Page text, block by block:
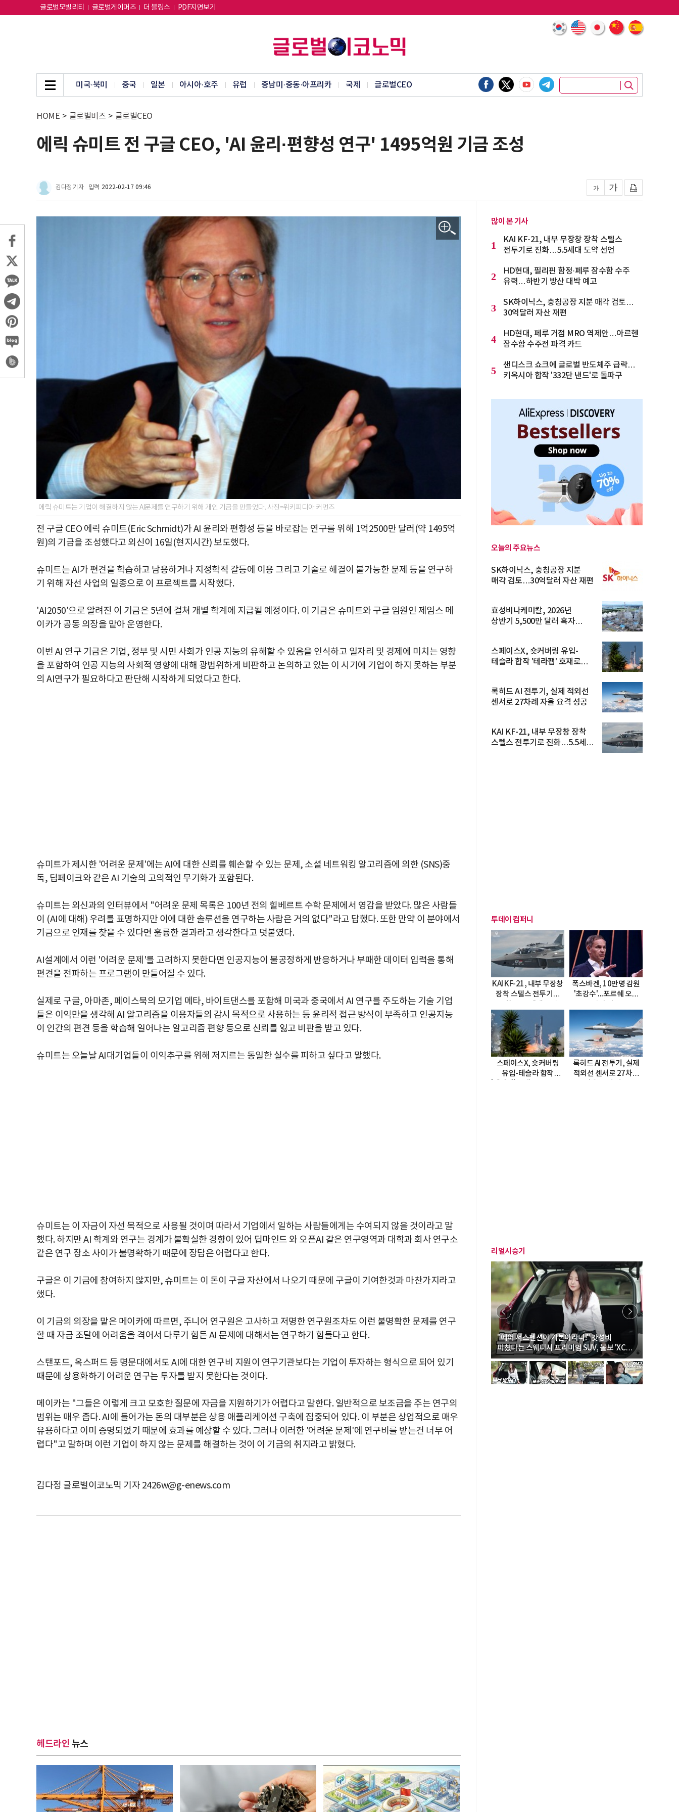
글로벌모빌리티 글로벌게이머즈 더 블링스 PDF지면보기
미국·북미 중국 일본 아시아·호주 유럽 중남미·중동·아프리카 국제 글로벌CEO
HOME > 글로벌비즈 > 글로벌CEO
에릭 슈미트 전 구글 CEO, 'AI 윤리·편향성 연구' 1495억원 기금 조성
김다정 기자 입력 2022-02-17 09:46
에릭 슈미트는 기업이 해결하지 않는 AI문제를 연구하기 위해 개인 기금을 만들었다. 사진=위키피디아 커먼즈
전 구글 CEO 에릭 슈미트(Eric Schmidt)가 AI 윤리와 편향성 등을 바로잡는 연구를 위해 1억2500만 달러(약 1495억
원)의 기금을 조성했다고 외신이 16일(현지시간) 보도했다.
슈미트는 AI가 편견을 학습하고 남용하거나 지정학적 갈등에 이용 그리고 기술로 해결이 불가능한 문제 등을 연구하
기 위해 자선 사업의 일종으로 이 프로젝트를 시작했다.
'AI2050'으로 알려진 이 기금은 5년에 걸쳐 개별 학계에 지급될 예정이다. 이 기금은 슈미트와 구글 임원인 제임스 메
이카가 공동 의장을 맡아 운영한다.
이번 AI 연구 기금은 기업, 정부 및 시민 사회가 인공 지능의 유해할 수 있음을 인식하고 일자리 및 경제에 미치는 영향
을 포함하여 인공 지능의 사회적 영향에 대해 광범위하게 비판하고 논의하고 있는 이 시기에 기업이 하지 못하는 부분
의 AI연구가 필요하다고 판단해 시작하게 되었다고 한다.
슈미트가 제시한 '어려운 문제'에는 AI에 대한 신뢰를 훼손할 수 있는 문제, 소셜 네트워킹 알고리즘에 의한 (SNS)중
독, 딥페이크와 같은 AI 기술의 고의적인 무기화가 포함된다.
슈미트는 외신과의 인터뷰에서 "어려운 문제 목록은 100년 전의 힐베르트 수학 문제에서 영감을 받았다. 많은 사람들
이 (AI에 대해) 우려를 표명하지만 이에 대한 솔루션을 연구하는 사람은 거의 없다"라고 답했다. 또한 만약 이 분야에서
기금으로 인재를 찾을 수 있다면 훌륭한 결과라고 생각한다고 덧붙였다.
AI설계에서 이런 '어려운 문제'를 고려하지 못한다면 인공지능이 불공정하게 반응하거나 부패한 데이터 입력을 통해
편견을 전파하는 프로그램이 만들어질 수 있다.
실제로 구글, 아마존, 페이스북의 모기업 메타, 바이트댄스를 포함해 미국과 중국에서 AI 연구를 주도하는 기술 기업
들은 이익만을 생각해 AI 알고리즘을 이용자들의 감시 목적으로 사용하는 등 윤리적 접근 방식이 부족하고 인공지능
이 인간의 편견 등을 학습해 일어나는 알고리즘 편향 등으로 신뢰를 잃고 비판을 받고 있다.
슈미트는 오늘날 AI대기업들이 이익추구를 위해 저지르는 동일한 실수를 피하고 싶다고 말했다.
슈미트는 이 자금이 자선 목적으로 사용될 것이며 따라서 기업에서 일하는 사람들에게는 수여되지 않을 것이라고 말
했다. 하지만 AI 학계와 연구는 경계가 불확실한 경향이 있어 딥마인드 와 오픈AI 같은 연구영역과 대학과 회사 연구소
같은 연구 장소 사이가 불명확하기 때문에 장담은 어렵다고 한다.
구글은 이 기금에 참여하지 않지만, 슈미트는 이 돈이 구글 자산에서 나오기 때문에 구글이 기여한것과 마찬가지라고
했다.
이 기금의 의장을 맡은 메이카에 따르면, 주니어 연구원은 고사하고 저명한 연구원조차도 이런 불명확한 문제를 연구
할 때 자금 조달에 어려움을 격어서 다루기 힘든 AI 문제에 대해서는 연구하기 힘들다고 한다.
스탠포드, 옥스퍼드 등 명문대에서도 AI에 대한 연구비 지원이 연구기관보다는 기업이 투자하는 형식으로 되어 있기
때문에 상용화하기 어려운 연구는 투자를 받지 못한다는 것이다.
메이카는 "그들은 이렇게 크고 모호한 질문에 자금을 지원하기가 어렵다고 말한다. 일반적으로 보조금을 주는 연구의
범위는 매우 좁다. AI에 들어가는 돈의 대부분은 상용 애플리케이션 구축에 집중되어 있다. 이 부분은 상업적으로 매우
유용하다고 이미 증명되었기 때문에 효과를 예상할 수 있다. 그러나 이러한 '어려운 문제'에 연구비를 받는건 너무 어
렵다"고 말하며 이런 기업이 하지 않는 문제를 해결하는 것이 이 기금의 취지라고 밝혔다.
김다정 글로벌이코노믹 기자 2426w@g-enews.com
헤드라인 뉴스
많이 본 기사
1
KAI KF-21, 내부 무장창 장착 스텔스
전투기로 진화…5.5세대 도약 선언
2
HD현대, 필리핀 함정·페루 잠수함 수주
유력…하반기 방산 대박 예고
3
SK하이닉스, 충칭공장 지분 매각 검토…
30억달러 자산 재편
4
HD현대, 페루 거점 MRO 역제안…아르헨
잠수함 수주전 파격 카드
5
샌디스크 쇼크에 글로벌 반도체주 급락…
키옥시아 합작 '332단 낸드'로 돌파구
오늘의 주요뉴스
SK하이닉스, 충칭공장 지분
매각 검토…30억달러 자산 재편
효성비나케미칼, 2026년
상반기 5,500만 달러 흑자
스페이스X, 숏커버링 유입-
테슬라 합작 '테라팹' 호재로
록히드 AI 전투기, 실제 적외선
센서로 27차례 자율 요격 성공
KAI KF-21, 내부 무장창 장착
스텔스 전투기로 진화…5.5세대
투데이 컴퍼니
KAI KF-21, 내부 무장창
장착 스텔스 전투기로
폭스바겐, 10만명 감원
'초강수'...포르쉐 오너
스페이스X, 숏커버링
유입-테슬라 합작
록히드 AI 전투기, 실제
적외선 센서로 27차례
리얼시승기
박지수 아나운서가 타본 ‘전설의 무쏘’… “여성·
"에어 서스펜션이 기본이라니!" 갓성비
미쳤다는 스웨디시 프리미엄 SUV, 볼보 'XC60
B5 울트라'